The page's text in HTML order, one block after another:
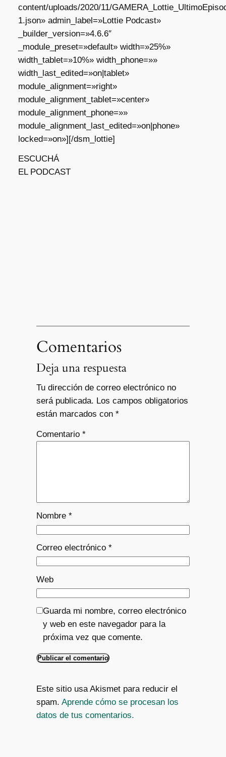
content/uploads/2020/11/
1.json» admin_label=»Lottie Podcast»
_builder_version=»4.6.6″
_module_preset=»default» width=»25%»
width_tablet=»10%» width_phone=»»
width_last_edited=»on|tablet»
module_alignment=»right»
module_alignment_tablet=»center»
module_alignment_phone=»»
module_alignment_last_edited=»on|phone»
locked=»on»][/dsm_lottie]
ESCUCHÁ
EL PODCAST
Comentarios
Deja una respuesta
Tu dirección de correo electrónico no
será publicada. Los campos obligatorios
están marcados con *
Comentario *
Nombre *
Correo electrónico *
Web
Guarda mi nombre, correo electrónico
y web en este navegador para la
próxima vez que comente.
Este sitio usa Akismet para reducir el
spam. Aprende cómo se procesan los
datos de tus comentarios.